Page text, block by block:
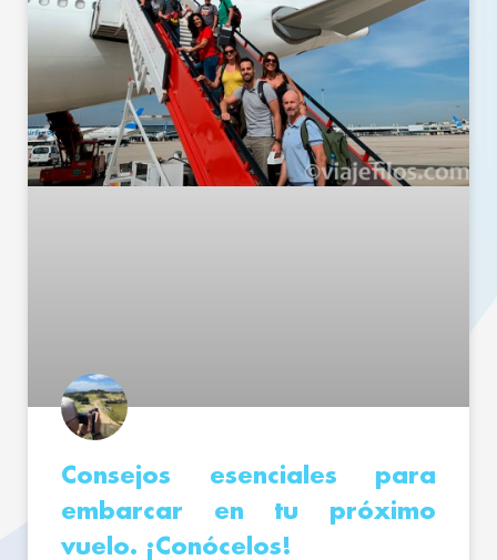
Consejos esenciales para
embarcar en tu próximo
vuelo. ¡Conócelos!